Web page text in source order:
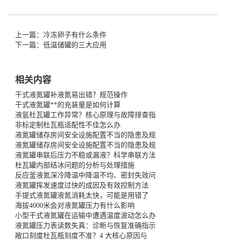
上一篇：冷冻卵子有什么条件
下一篇：低温储罐的三大应用
相关内容
干式液氮罐补液氮易出错？规范操作
干式液氮罐**的充装量是如何计算
液氩杜瓦罐工作异常？核心原理与故障排查指
非标定制杜瓦瓶适配性不佳怎么办
液氮罐储存房间安全设施配置不当的隐患及规
液氮罐储存房间安全设施配置不当的隐患及规
液氮罐串联后压力不稳或漏液？科学串联方法
杜瓦罐内部结冰问题的分析与处理措施
反应釜液氮深冷降温中降温不均、密封失效问
液氮罐挥发速度过快的成因及有效控制方法
手提式液氮罐液氮消耗太快，可能是用错了
海拔4000米会对液氮罐压力有什么影响
小型干式液氮罐在运输中遭遇温度波动怎么办
液氮罐压力表读数失真：诊断与恢复准确指示
敞口刻度杜瓦瓶刻度不准？4 大核心原因与